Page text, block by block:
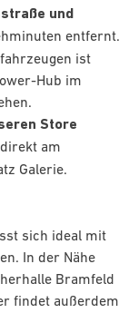
und
entfernt.
ist
Hub im
Store
am
Galerie.
sich ideal mit
In der Nähe
Bramfeld
findet außerdem